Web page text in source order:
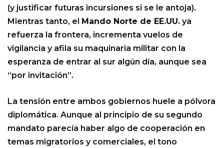
(y justificar futuras incursiones si se le antoja).
Mientras tanto, el
Mando Norte de EE.UU. ya
refuerza la frontera, incrementa vuelos de
vigilancia y afila su maquinaria militar con la
esperanza de entrar al sur algún día, aunque sea
“por invitación”.
La tensión entre ambos gobiernos huele a pólvora
diplomática. Aunque al principio de su segundo
mandato parecía haber algo de cooperación en
temas migratorios y comerciales, el tono